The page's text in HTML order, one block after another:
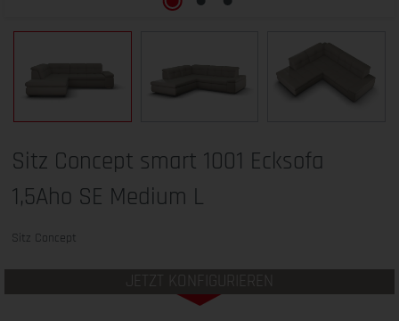
Sitz Concept smart 1001 Ecksofa
1,5Aho SE Medium L
Sitz Concept
JETZT KONFIGURIEREN